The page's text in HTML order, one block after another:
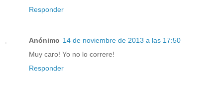
Responder
Anónimo 14 de noviembre de 2013 a las 17:50
Muy caro! Yo no lo correre!
Responder